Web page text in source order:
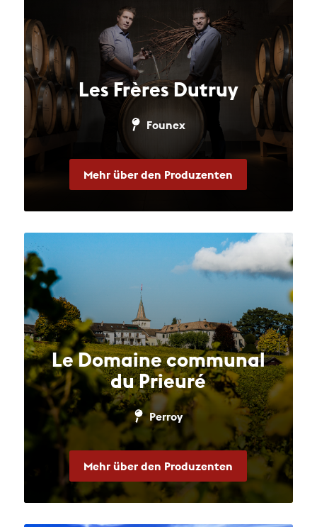
Les Frères Dutruy
Founex
Mehr über den Produzenten
Le Domaine communal
du Prieuré
Perroy
Mehr über den Produzenten